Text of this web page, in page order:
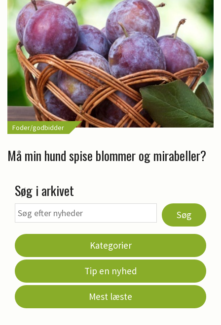
Foder/godbidder
Må min hund spise blommer og mirabeller?
Søg i arkivet
Søg
Kategorier
Tip en nyhed
Mest læste